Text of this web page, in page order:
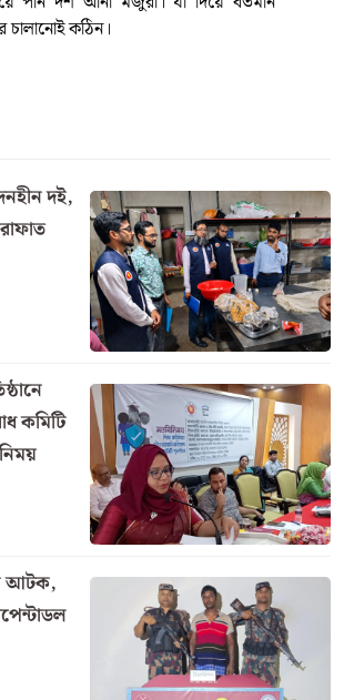
চালানোই কঠিন।
দই,
কমিটি
আটক,